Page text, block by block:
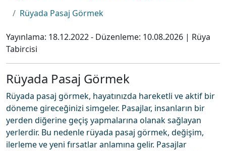
Rüyada Pasaj Görmek
Yayınlama: 18.12.2022- Düzenleme: 10.08.2026 | Rüya
Tabircisi
Rüyada Pasaj Görmek
Rüyada pasaj görmek, hayatınızda hareketli ve aktif bir
döneme gireceğinizi simgeler. Pasajlar, insanların bir
yerden diğerine geçiş yapmalarına olanak sağlayan
yerlerdir. Bu nedenle rüyada pasaj görmek, değişim,
ilerleme ve yeni fırsatlar anlamına gelir. Pasajlar